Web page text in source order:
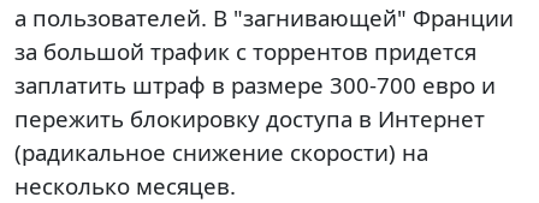
а пользователей. В "загнивающей" Франции
за большой трафик с торрентов придется
заплатить штраф в размере 300-700 евро и
пережить блокировку доступа в Интернет
(радикальное снижение скорости) на
несколько месяцев.